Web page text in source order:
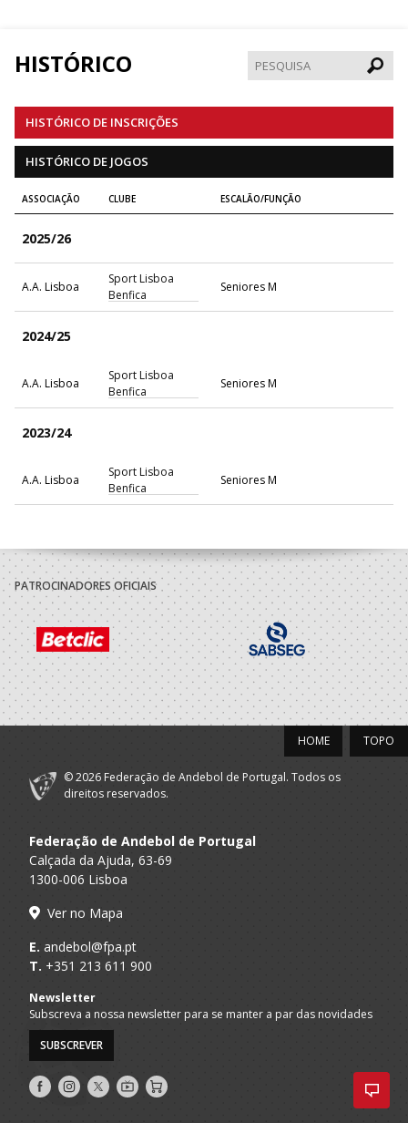
HISTÓRICO
HISTÓRICO DE INSCRIÇÕES
HISTÓRICO DE JOGOS
ASSOCIAÇÃO CLUBE ESCALÃO/FUNÇÃO
2025/26
A.A. Lisboa
Sport Lisboa
Benfica
Seniores M
2024/25
A.A. Lisboa
Sport Lisboa
Benfica
Seniores M
2023/24
A.A. Lisboa
Sport Lisboa
Benfica
Seniores M
PATROCINADORES OFICIAIS
TOPO
HOME
© 2026 Federação de Andebol de Portugal. Todos os
direitos reservados.
Federação de Andebol de Portugal
Calçada da Ajuda, 63-69
1300-006 Lisboa
Ver no Mapa
E. andebol@fpa.pt
T. +351 213 611 900
Newsletter
Subscreva a nossa newsletter para se manter a par das novidades
SUBSCREVER
Siga- Siga- Siga- AndebolTV
Loja